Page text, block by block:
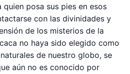
posa sus pies en esos
con las divinidades y
de los misterios de la
no haya sido elegido como
de nuestro globo, se
aún no es conocido por